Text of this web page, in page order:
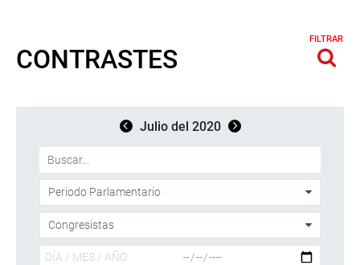
CONTRASTES
FILTRAR
Julio del 2020